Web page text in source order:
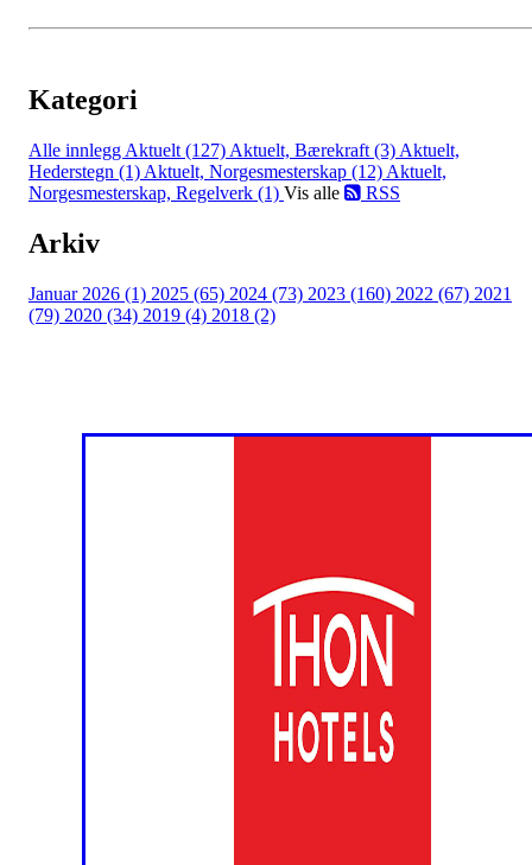
Kategori
Alle innlegg Aktuelt (127) Aktuelt, Bærekraft (3) Aktuelt,
Hederstegn (1) Aktuelt, Norgesmesterskap (12) Aktuelt,
Norgesmesterskap, Regelverk (1) Vis alle RSS
Arkiv
Januar 2026 (1) 2025 (65) 2024 (73) 2023 (160) 2022 (67) 2021
(79) 2020 (34) 2019 (4) 2018 (2)